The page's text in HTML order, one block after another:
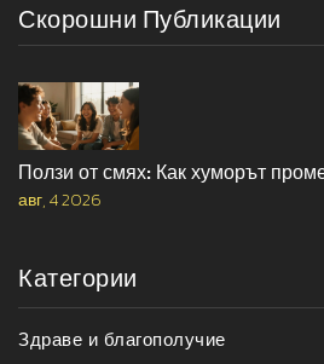
Скорошни Публикации
Ползи от смях: Как хуморът
авг, 4 2026
Категории
Здраве и благополучие